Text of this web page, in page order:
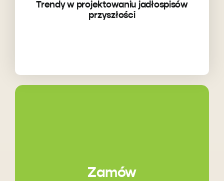
Trendy w projektowaniu jadłospisów
przyszłości
Zamów